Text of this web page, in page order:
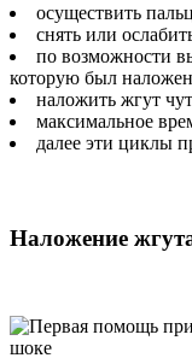
осуществить
снять или
по возможности
которую был
наложить жгут
максимальное
далее эти циклы
Наложение